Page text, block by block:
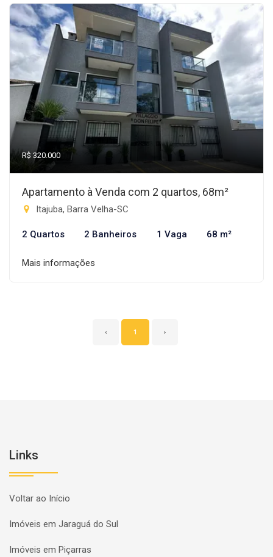
R$ 320.000
Apartamento à Venda com 2 quartos, 68m²
Itajuba, Barra Velha-SC
2 Quartos 2 Banheiros 1 Vaga 68 m²
Mais informações
‹ 1 ›
Links
Voltar ao Início
Imóveis em Jaraguá do Sul
Imóveis em Piçarras